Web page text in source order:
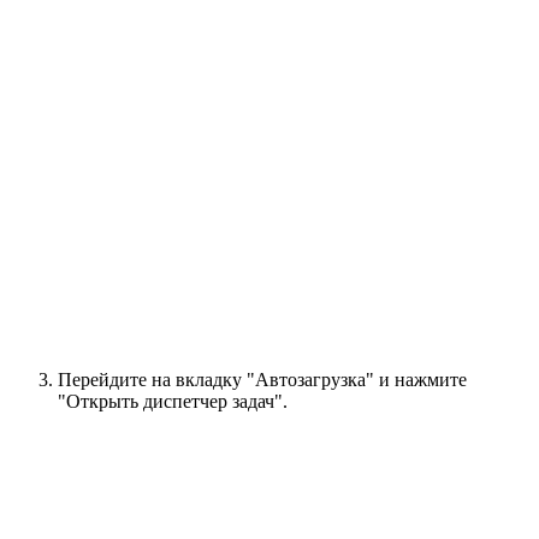
Перейдите на вкладку "Автозагрузка" и нажмите
"Открыть диспетчер задач".